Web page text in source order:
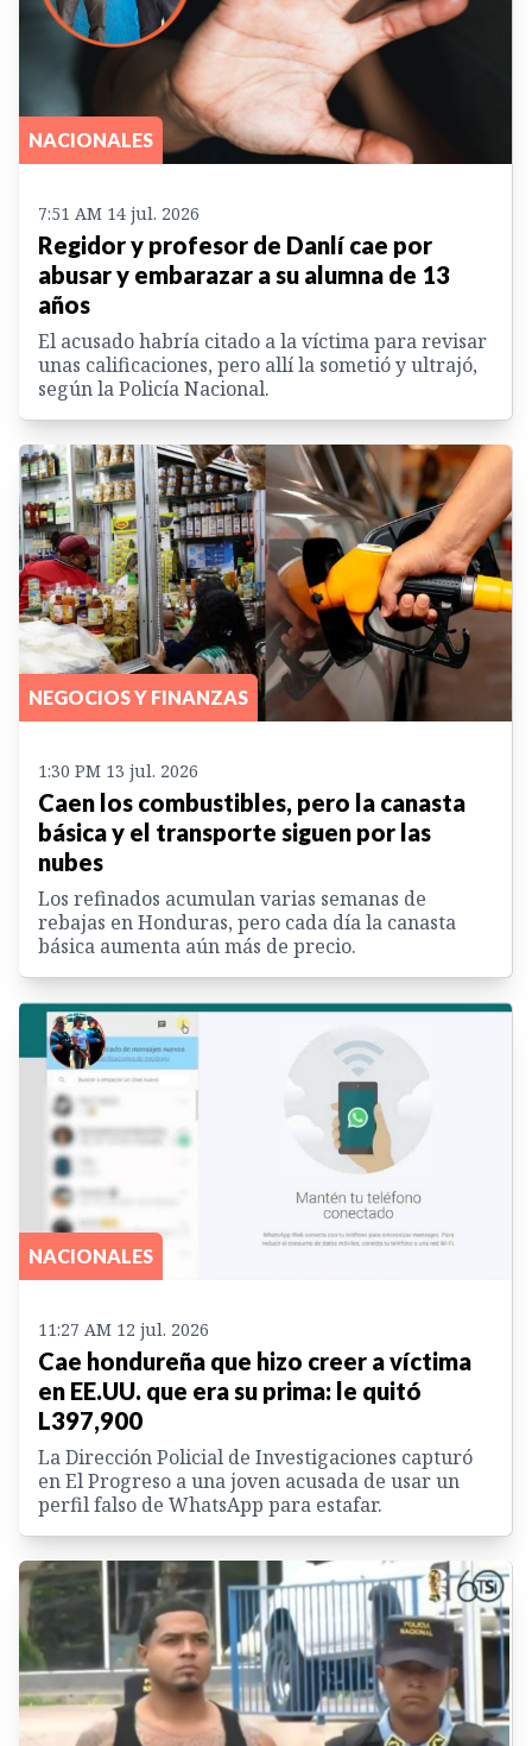
NACIONALES
7:51 AM 14 jul. 2026
Regidor y profesor de Danlí cae por
abusar y embarazar a su alumna de 13
años
El acusado habría citado a la víctima para revisar
unas calificaciones, pero allí la sometió y ultrajó,
según la Policía Nacional.
NEGOCIOS Y FINANZAS
1:30 PM 13 jul. 2026
Caen los combustibles, pero la canasta
básica y el transporte siguen por las
nubes
Los refinados acumulan varias semanas de
rebajas en Honduras, pero cada día la canasta
básica aumenta aún más de precio.
NACIONALES
11:27 AM 12 jul. 2026
Cae hondureña que hizo creer a víctima
en EE.UU. que era su prima: le quitó
L397,900
La Dirección Policial de Investigaciones capturó
en El Progreso a una joven acusada de usar un
perfil falso de WhatsApp para estafar.